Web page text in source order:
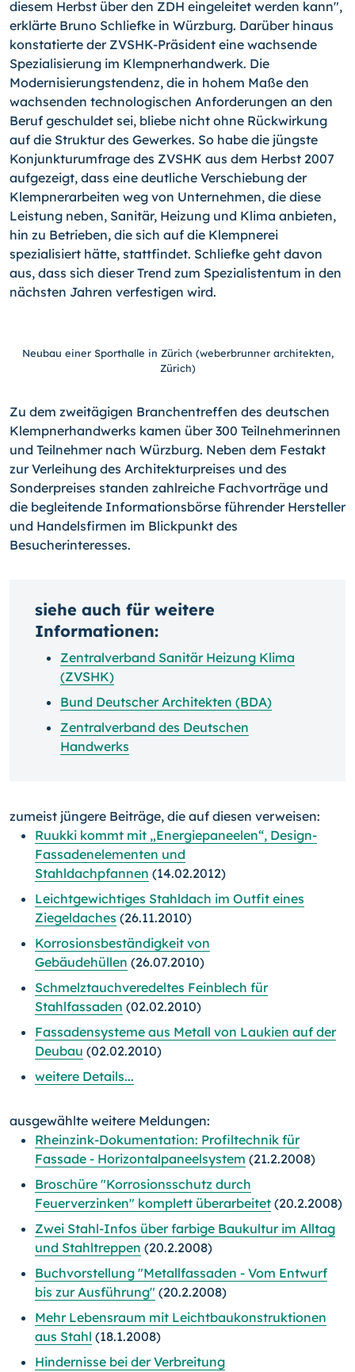
diesem Herbst über den ZDH eingeleitet werden kann",
erklärte Bruno Schliefke in Würzburg. Darüber hinaus
konstatierte der ZVSHK-Präsident eine wachsende
Spezialisierung im Klempnerhandwerk. Die
Modernisierungstendenz, die in hohem Maße den
wachsenden technologischen Anforderungen an den
Beruf geschuldet sei, bliebe nicht ohne Rückwirkung
auf die Struktur des Gewerkes. So habe die jüngste
Konjunkturumfrage des ZVSHK aus dem Herbst 2007
aufgezeigt, dass eine deutliche Verschiebung der
Klempnerarbeiten weg von Unternehmen, die diese
Leistung neben, Sanitär, Heizung und Klima anbieten,
hin zu Betrieben, die sich auf die Klempnerei
spezialisiert hätte, stattfindet. Schliefke geht davon
aus, dass sich dieser Trend zum Spezialistentum in den
nächsten Jahren verfestigen wird.
Neubau einer Sporthalle in Zürich (weberbrunner architekten,
Zürich)
Zu dem zweitägigen Branchentreffen des deutschen
Klempnerhandwerks kamen über 300 Teilnehmerinnen
und Teilnehmer nach Würzburg. Neben dem Festakt
zur Verleihung des Architekturpreises und des
Sonderpreises standen zahlreiche Fachvorträge und
die begleitende Informationsbörse führender Hersteller
und Handelsfirmen im Blickpunkt des
Besucherinteresses.
siehe auch für weitere
Informationen:
Zentralverband Sanitär Heizung Klima
(ZVSHK)
Bund Deutscher Architekten (BDA)
Zentralverband des Deutschen
Handwerks
zumeist jüngere Beiträge, die auf diesen verweisen:
Ruukki kommt mit „Energiepaneelen“, Design-
Fassadenelementen und
Stahldachpfannen (14.02.2012)
Leichtgewichtiges Stahldach im Outfit eines
Ziegeldaches (26.11.2010)
Korrosionsbeständigkeit von
Gebäudehüllen (26.07.2010)
Schmelztauchveredeltes Feinblech für
Stahlfassaden (02.02.2010)
Fassadensysteme aus Metall von Laukien auf der
Deubau (02.02.2010)
weitere Details...
ausgewählte weitere Meldungen:
Rheinzink-Dokumentation: Profiltechnik für
Fassade - Horizontalpaneelsystem (21.2.2008)
Broschüre "Korrosionsschutz durch
Feuerverzinken" komplett überarbeitet (20.2.2008)
Zwei Stahl-Infos über farbige Baukultur im Alltag
und Stahltreppen (20.2.2008)
Buchvorstellung "Metallfassaden - Vom Entwurf
bis zur Ausführung" (20.2.2008)
Mehr Lebensraum mit Leichtbaukonstruktionen
aus Stahl (18.1.2008)
Hindernisse bei der Verbreitung